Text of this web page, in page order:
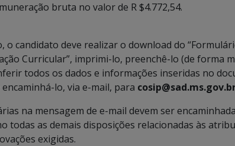
bruta no valor de R $4.772,54.
o candidato deve realizar o download do
Curricular”, imprimi-lo, preenchê-lo (de forma
todos os dados e informações inseridas no
lo, via e-mail, para
na mensagem de e-mail devem ser
todas as demais disposições relacionadas às
exigidas.